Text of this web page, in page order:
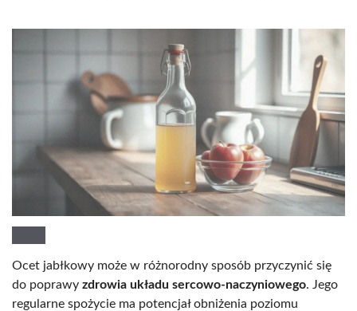
Ocet jabłkowy może w różnorodny sposób przyczynić się
do poprawy zdrowia układu sercowo-naczyniowego. Jego
regularne spożycie ma potencjał obniżenia poziomu